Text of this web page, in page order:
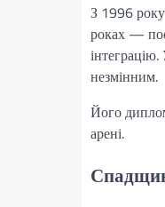
З 1996
роках —
незмінним.
Його
арені.